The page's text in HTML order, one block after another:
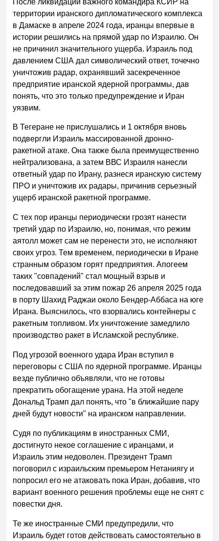
территории иранского дипломатического комплекса
в Дамаске в апреле 2024 года, иранцы впервые в
истории решились на прямой удар по Израилю. Он
не причинил значительного ущерба. Израиль под
давлением США дал символический ответ, точечно
уничтожив радар, охранявший засекреченное
предприятие иранской ядерной программы, дав
понять, что это только предупреждение и Иран
уязвим.
В Тегеране не прислушались и 1 октября вновь
подвергли Израиль массированной дронно-
ракетной атаке. Она также была преимущественно
нейтрализована, а затем ВВС Израиля нанесли
ответный удар по Ирану, разнеся иранскую систему
ПРО и уничтожив их радары, причинив серьезный
ущерб иранской ракетной программе.
С тех пор иранцы периодически грозят нанести
третий удар по Израилю, но, понимая, что режим
аятолл может сам не перенести это, не исполняют
своих угроз. Тем временем, периодически в Иране
странным образом горят предприятия. Апогеем
таких "совпадений" стал мощный взрыв и
последовавший за этим пожар 26 апреля 2025 года
в порту Шахид Раджаи около Бендер-Аббаса на юге
Ирана. Выяснилось, что взорвались контейнеры с
ракетным топливом. Их уничтожение замедлило
производство ракет в Исламской республике.
Под угрозой военного удара Иран вступил в
переговоры с США по ядерной программе. Иранцы
везде публично объявляли, что не готовы
прекратить обогащение урана. На этой неделе
Дональд Трамп дал понять, что "в ближайшие пару
дней будут новости" на иранском направлении.
Судя по публикациям в иностранных СМИ,
достигнуто некое соглашение с иранцами, и
Израиль этим недоволен. Президент Трамп
поговорил с израильским премьером Нетаниягу и
попросил его не атаковать пока Иран, добавив, что
вариант военного решения проблемы еще не снят с
повестки дня.
Те же иностранные СМИ предупредили, что
Израиль будет готов действовать самостоятельно в